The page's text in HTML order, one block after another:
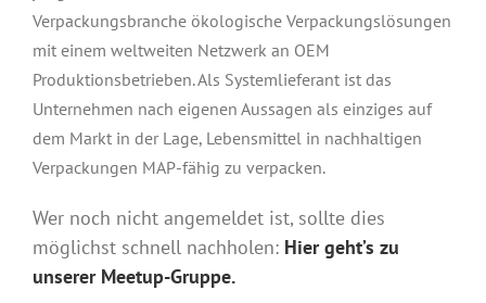
Verpackungsbranche ökologische Verpackungslösungen
mit einem weltweiten Netzwerk an OEM
Produktionsbetrieben. Als Systemlieferant ist das
Unternehmen nach eigenen Aussagen als einziges auf
dem Markt in der Lage, Lebensmittel in nachhaltigen
Verpackungen MAP-fähig zu verpacken.
Wer noch nicht angemeldet ist, sollte dies
möglichst schnell nachholen: Hier geht’s zu
unserer Meetup-Gruppe.